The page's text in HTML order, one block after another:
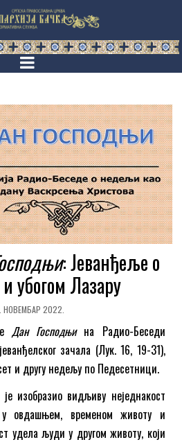
: Јеванђеље о
убогом Лазару
НОВЕМБАР 2022.
Дан Господњина Радио-Беседи
зачала (Лук. 16, 19-31),
и другу недељу по Педесетници.
изобразио видљиву неједнакост
овдашњем, временом животу и
удела људи у другом животу, који